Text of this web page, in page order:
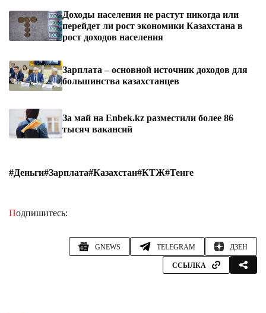
Доходы населения не растут никогда или
перейдет ли рост экономики Казахстана в
рост доходов населения
Зарплата – основной источник доходов для
большинства казахстанцев
За май на Enbek.kz разместили более 86
тысяч вакансий
#Деньги#Зарплата#Казахстан#КТЖ#Тенге
Подпишитесь:
GNEWS TELEGRAM ДЗЕН
ССЫЛКА